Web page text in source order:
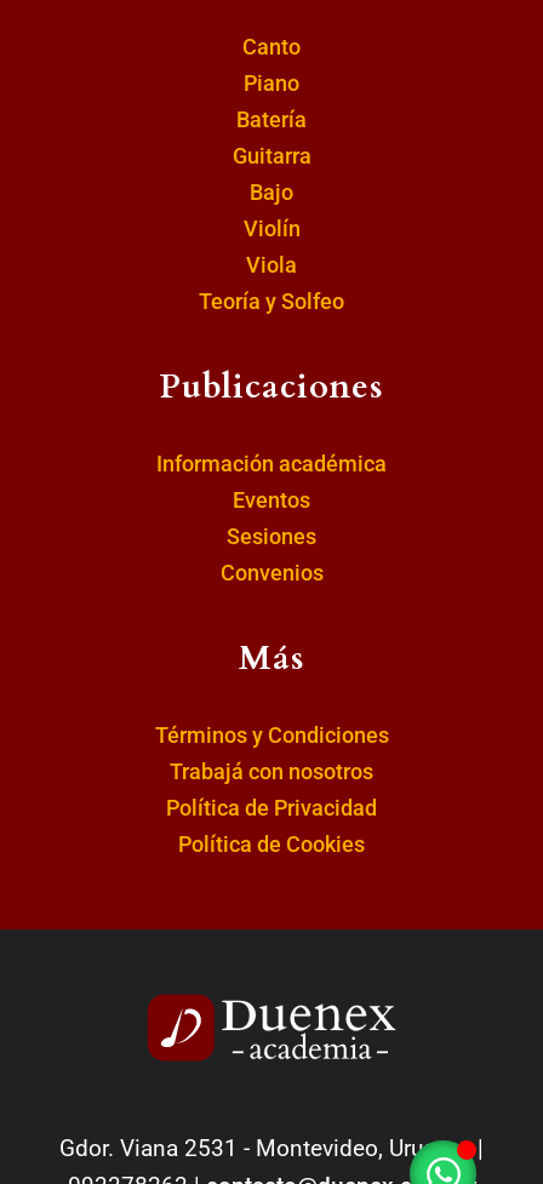
Canto
Piano
Batería
Guitarra
Bajo
Violín
Viola
Teoría y Solfeo
Publicaciones
Información académica
Eventos
Sesiones
Convenios
Más
Términos y Condiciones
Trabajá con nosotros
Política de Privacidad
Política de Cookies
Gdor. Viana 2531 - Montevideo, Uruguay |